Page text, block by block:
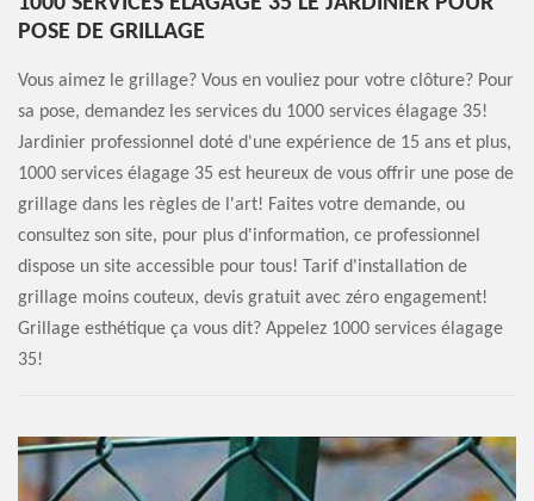
POSE DE GRILLAGE
Vous aimez le grillage? Vous en vouliez pour votre clôture? Pour
sa pose, demandez les services du 1000 services élagage 35!
Jardinier professionnel doté d'une expérience de 15 ans et plus,
1000 services élagage 35 est heureux de vous offrir une pose de
grillage dans les règles de l'art! Faites votre demande, ou
consultez son site, pour plus d'information, ce professionnel
dispose un site accessible pour tous! Tarif d'installation de
grillage moins couteux, devis gratuit avec zéro engagement!
Grillage esthétique ça vous dit? Appelez 1000 services élagage
35!